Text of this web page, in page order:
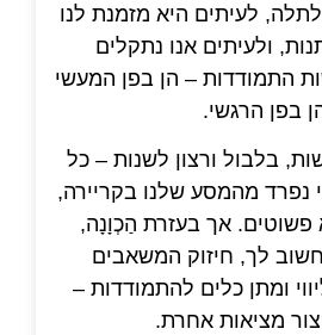
לעיתים היא מזמנת לנו
ולעיתים אנו נתקלים
התמודדות – הן בפן המעשי
בפן הרגשי.
בלבול ורצון לשנות – כל
נפרד מהמסע שלנו בקריירה,
אך בעזרת הַכְוָנָה,
לך, חיזוק המשאבים
ומתן כלים להתמודדות –
מציאות אחרת.